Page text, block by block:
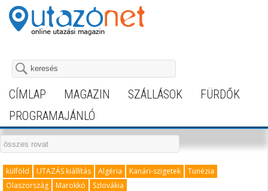
CÍMLAP MAGAZIN SZÁLLÁSOK
FÜRDŐK
PROGRAMAJÁNLÓ
külföld UTAZÁS kiállítás Algéria Kanári-szigetek
Tunézia
Olaszország
Marokkó Szlovákia